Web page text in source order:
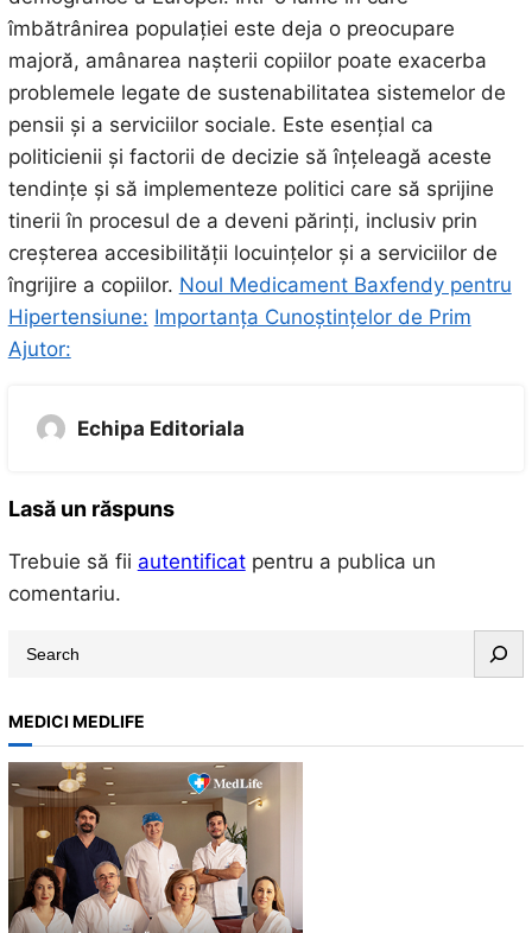
îmbătrânirea populației este deja o preocupare
majoră, amânarea nașterii copiilor poate exacerba
problemele legate de sustenabilitatea sistemelor de
pensii și a serviciilor sociale. Este esențial ca
politicienii și factorii de decizie să înțeleagă aceste
tendințe și să implementeze politici care să sprijine
tinerii în procesul de a deveni părinți, inclusiv prin
creșterea accesibilității locuințelor și a serviciilor de
îngrijire a copiilor. Noul Medicament Baxfendy pentru
Hipertensiune: Importanța Cunoștințelor de Prim
Ajutor:
Echipa Editoriala
Lasă un răspuns
Trebuie să fii autentificatpentru a publica un
comentariu.
r
c
h
MEDICI MEDLIFE